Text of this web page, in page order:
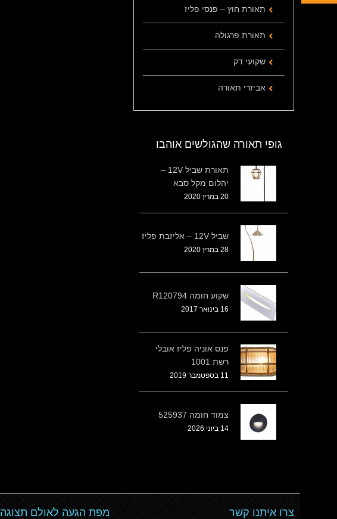
תאורת חוץ – פנסי פליז
תאורת פרגולה
שקועי דק
אביזרי תאורה
גופי תאורה שהגולשים אוהבו
תאורת שביל 12V –
יהלום מקל סבא
20 במרץ 2020
שביל 12V – אליזבת פליז
28 במרץ 2020
שקוע חומה R120794
16 בינואר 2017
פנס אוניה פליז אובלי
רשת 1001
11 בספטמבר 2019
צמוד חומה 525937
14 ביוני 2026
צרו איתנו קשר מפת הגעה לאולם תצוגה